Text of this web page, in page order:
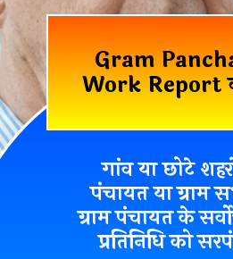
Gram
Work Report
गांव या छोटे
पंचायत या ग्राम
ग्राम पंचायत के
प्रतिनिधि को